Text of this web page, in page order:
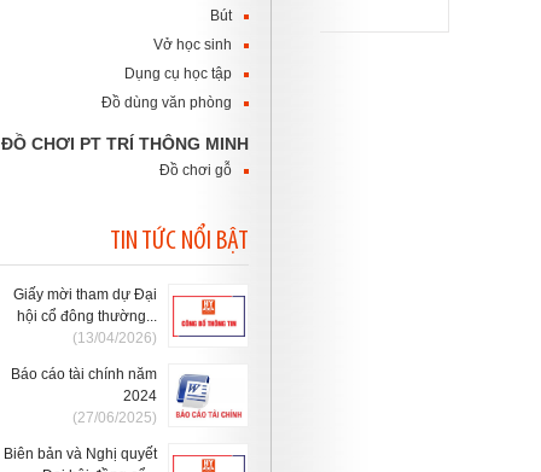
Bút
Vở học sinh
Dụng cụ học tập
Đồ dùng văn phòng
ĐỒ CHƠI PT TRÍ THÔNG MINH
Đồ chơi gỗ
TIN TỨC NỔI BẬT
Giấy mời tham dự Đại
hội cổ đông thường...
(13/04/2026)
Báo cáo tài chính năm
2024
(27/06/2025)
Biên bản và Nghị quyết